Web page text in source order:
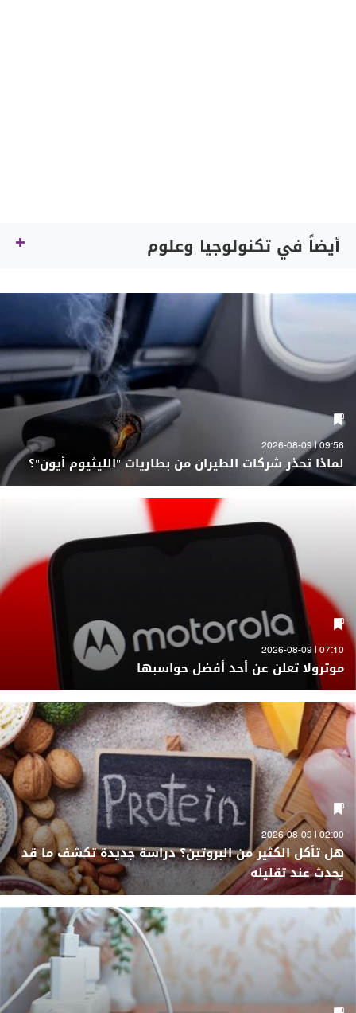
أيضاً في تكنولوجيا وعلوم
09:56 | 2026-08-09
لماذا تحذر شركات الطيران من بطاريات "الليثيوم أيون"؟
07:10 | 2026-08-09
موترولا تعلن عن أحد أفضل حواسبها
02:00 | 2026-08-09
هل تأكل الكثير من البروتين؟ دراسة جديدة تكشف ما قد
يحدث عند تقليله